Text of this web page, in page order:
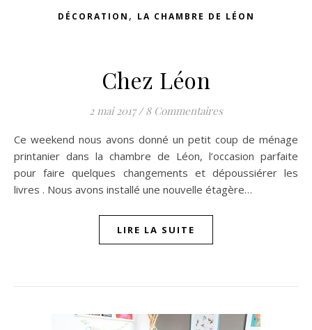
DÉCORATION , LA CHAMBRE DE LÉON
Chez Léon
2 mai 2017 / 8 Commentaires
Ce weekend nous avons donné un petit coup de ménage
printanier dans la chambre de Léon, l’occasion parfaite
pour faire quelques changements et dépoussiérer les
livres . Nous avons installé une nouvelle étagère…
LIRE LA SUITE